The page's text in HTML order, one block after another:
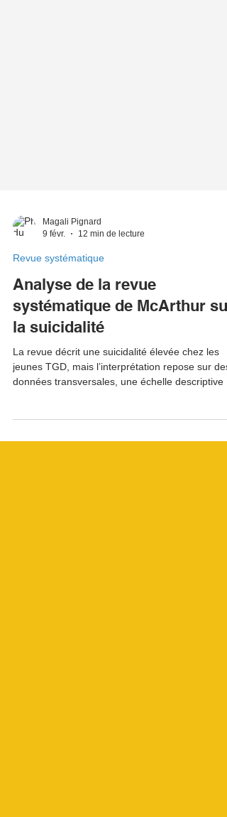
9 févr.
12 min de lecture
Revue systématique
Analyse de la revue
systématique de McArthur sur
la suicidalité
La revue décrit une suicidalité élevée chez les
une hypothèse de stress minoritaire non étayée